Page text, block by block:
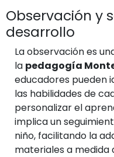
Observación y
desarrollo
La observación es
la pedagogía
educadores pueden
las habilidades de
personalizar el
implica un
niño, facilitando la
materiales a medida